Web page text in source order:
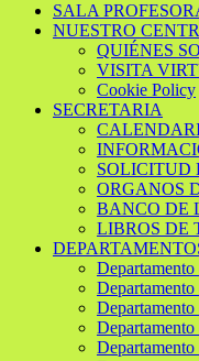
SALA
NUESTRO
QUIÉNES
VISITA
Cookie Policy
SECRETARIA
SOLICITUD
ORGANOS
BANCO DE
LIBROS DE
Departamento